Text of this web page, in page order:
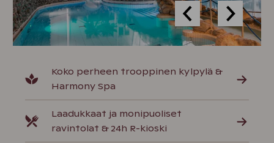
Koko perheen trooppinen kylpylä &
Harmony Spa
Laadukkaat ja monipuoliset
ravintolat & 24h R-kioski